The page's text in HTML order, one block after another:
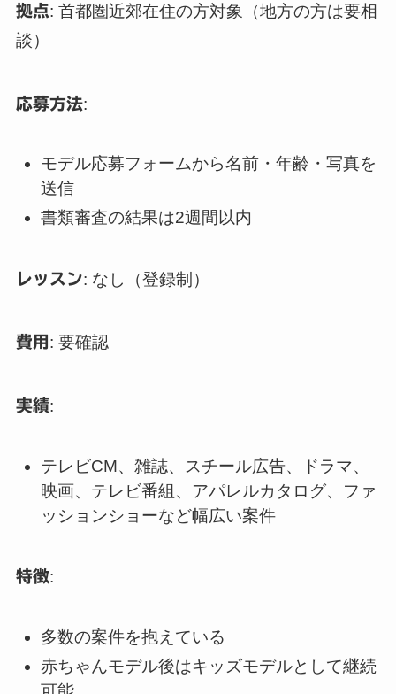
拠点: 首都圏近郊在住の方対象（地方の方は要相
談）
応募方法:
モデル応募フォームから名前・年齢・写真を
送信
書類審査の結果は2週間以内
レッスン: なし（登録制）
費用 : 要確認
実績:
テレビCM、雑誌、スチール広告、ドラマ、
映画、テレビ番組、アパレルカタログ、ファ
ッションショーなど幅広い案件
特徴:
多数の案件を抱えている
赤ちゃんモデル後はキッズモデルとして継続